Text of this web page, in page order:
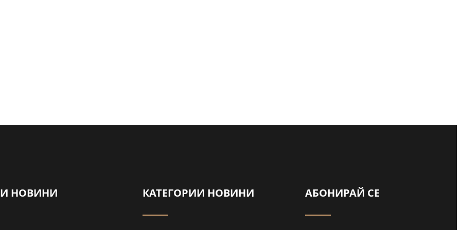
НОВИНИ КАТЕГОРИИ НОВИНИ АБОНИРАЙ СЕ